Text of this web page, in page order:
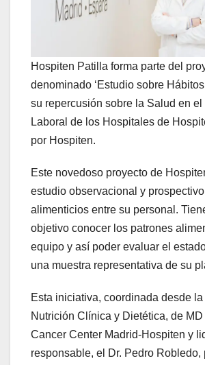
Hospiten Patilla forma parte del
denominado ‘Estudio sobre
su repercusión sobre la Salud en el
Laboral de los Hospitales de
por Hospiten.
Este novedoso proyecto de
estudio observacional y
alimenticios entre su personal.
objetivo conocer los patrones
equipo y así poder evaluar el
una muestra representativa de su
Esta iniciativa, coordinada desde
Nutrición Clínica y Dietética, de MD
Cancer Center Madrid-Hospiten y
responsable, el Dr. Pedro Robledo,